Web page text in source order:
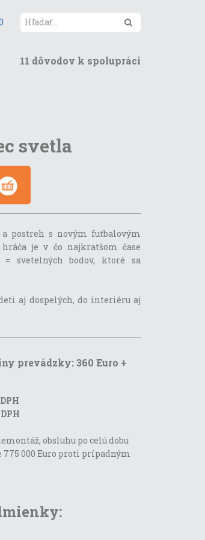
11 dôvodov k spolupráci
svetla
a postreh s novým futbalovým
je v čo najkratšom čase
svetelných bodov, ktoré sa
aj dospelých, do interiéru aj
prevádzky: 360 Euro +
obsluhu po celú dobu
000 Euro proti prípadným